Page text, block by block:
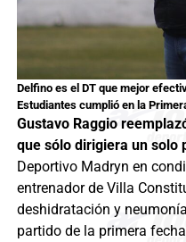
Delfino es el DT que mejor
Estudiantes cumplió en la
Gustavo Raggio
que sólo dirigiera un solo
Deportivo Madryn en
entrenador de Villa
deshidratación y
partido de la primera